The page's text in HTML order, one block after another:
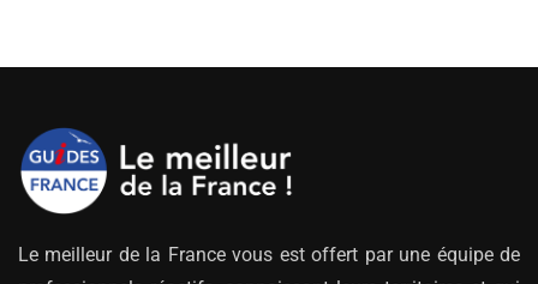
Le meilleur de la France vous est offert par une équipe de